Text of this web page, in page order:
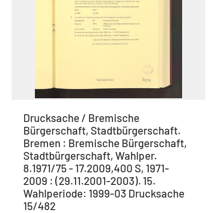
Drucksache / Bremische
Bürgerschaft, Stadtbürgerschaft.
Bremen : Bremische Bürgerschaft,
Stadtbürgerschaft, Wahlper.
8.1971/75 - 17.2009,400 S, 1971-
2009 : (29.11.2001-2003). 15.
Wahlperiode: 1999-03 Drucksache
15/482